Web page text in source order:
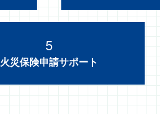
5
火災保険申請サポート